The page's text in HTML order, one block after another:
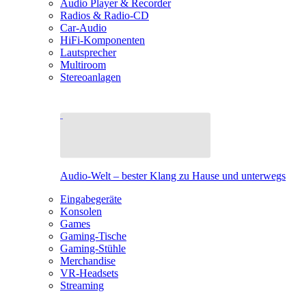
Audio Player & Recorder
Radios & Radio-CD
Car-Audio
HiFi-Komponenten
Lautsprecher
Multiroom
Stereoanlagen
Audio-Welt – bester Klang zu Hause und unterwegs
Eingabegeräte
Konsolen
Games
Gaming-Tische
Gaming-Stühle
Merchandise
VR-Headsets
Streaming